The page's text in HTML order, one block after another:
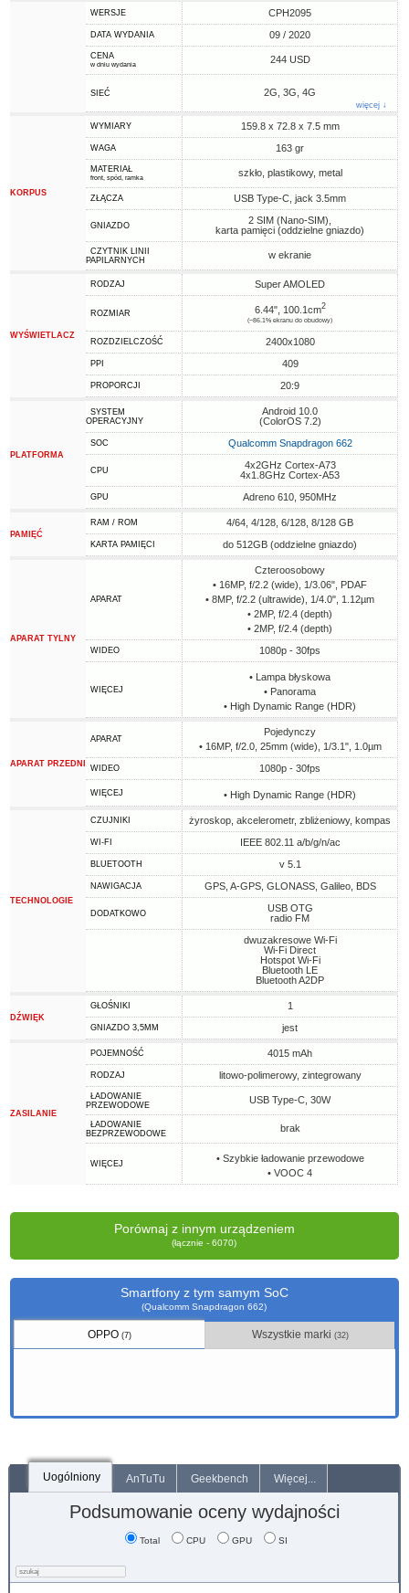
WERSJE CPH2095
DATA WYDANIA 09 / 2020
CENA
w dniu wydania 244 USD
SIEĆ 2G, 3G, 4G
więcej ↓
KORPUS
WYMIARY 159.8 x 72.8 x 7.5 mm
WAGA 163 gr
MATERIAŁ
front, spód, ramka szkło, plastikowy, metal
ZŁĄCZA USB Type-C, jack 3.5mm
GNIAZDO
2 SIM (Nano-SIM),
karta pamięci (oddzielne gniazdo)
CZYTNIK LINII
PAPILARNYCH
w ekranie
WYŚWIETLACZ
RODZAJ Super AMOLED
ROZMIAR 6.44", 100.1cm2
(~86.1% ekranu do obudowy)
ROZDZIELCZOŚĆ 2400x1080
PPI 409
PROPORCJI 20:9
PLATFORMA
SYSTEM
OPERACYJNY
Android 10.0
(ColorOS 7.2)
SOC Qualcomm Snapdragon 662
CPU
4x2GHz Cortex-A73
4x1.8GHz Cortex-A53
GPU Adreno 610, 950MHz
PAMIĘĆ
RAM / ROM 4/64, 4/128, 6/128, 8/128 GB
KARTA PAMIĘCI do 512GB (oddzielne gniazdo)
APARAT TYLNY
APARAT
Czteroosobowy
• 16MP, f/2.2 (wide), 1/3.06", PDAF
• 8MP, f/2.2 (ultrawide), 1/4.0", 1.12µm
• 2MP, f/2.4 (depth)
• 2MP, f/2.4 (depth)
WIDEO 1080p - 30fps
WIĘCEJ
• Lampa błyskowa
• Panorama
• High Dynamic Range (HDR)
APARAT PRZEDNI
APARAT
Pojedynczy
• 16MP, f/2.0, 25mm (wide), 1/3.1", 1.0µm
WIDEO 1080p - 30fps
WIĘCEJ • High Dynamic Range (HDR)
TECHNOLOGIE
CZUJNIKI żyroskop, akcelerometr, zbliżeniowy, kompas
WI-FI IEEE 802.11 a/b/g/n/ac
BLUETOOTH v 5.1
NAWIGACJA GPS, A-GPS, GLONASS, Galileo, BDS
DODATKOWO
USB OTG
radio FM
dwuzakresowe Wi-Fi
Wi-Fi Direct
Hotspot Wi-Fi
Bluetooth LE
Bluetooth A2DP
DŹWIĘK
GŁOŚNIKI 1
GNIAZDO 3,5MM jest
ZASILANIE
POJEMNOŚĆ 4015 mAh
RODZAJ litowo-polimerowy, zintegrowany
ŁADOWANIE
PRZEWODOWE
USB Type-C, 30W
ŁADOWANIE
BEZPRZEWODOWE
brak
WIĘCEJ
• Szybkie ładowanie przewodowe
• VOOC 4
Porównaj z innym urządzeniem
(łącznie - 6070)
Smartfony z tym samym SoC
(Qualcomm Snapdragon 662)
OPPO(7) Wszystkie marki (32)
Uogólniony AnTuTu Geekbench Więcej...
Podsumowanie oceny wydajności
Total CPU GPU SI